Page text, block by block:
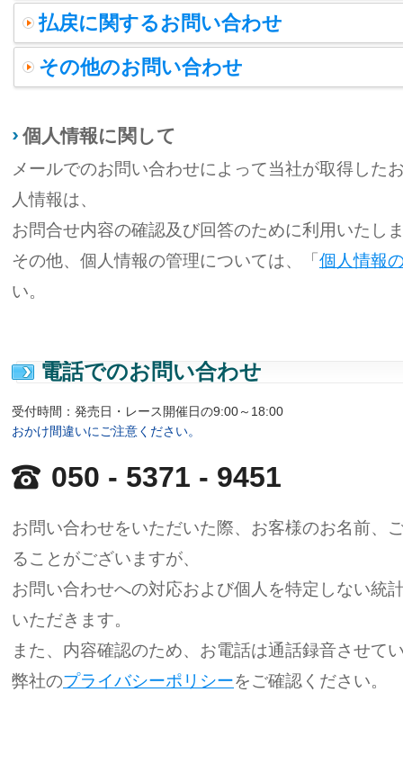
払戻に関するお問い合わせ
その他のお問い合わせ
個人情報に関して
メールでのお問い合わせによって当社が取得した
人情報は、
お問合せ内容の確認及び回答のために利用いたし
その他、個人情報の管理については、「 個人情報
い。
電話でのお問い合わせ
受付時間：発売日・レース開催日の9:00～18:00
おかけ間違いにご注意ください。
050 - 5371 - 9451
お問い合わせをいただいた際、お客様のお名前、
ることがございますが、
お問い合わせへの対応および個人を特定しない統
いただきます。
また、内容確認のため、お電話は通話録音させて
弊社のプライバシーポリシーをご確認ください。